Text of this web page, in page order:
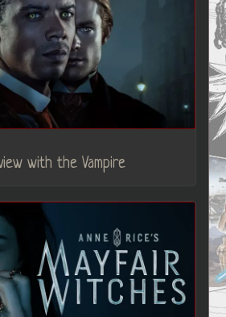
with the Vampire